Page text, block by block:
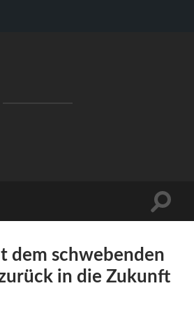
dem schwebenden
in die Zukunft